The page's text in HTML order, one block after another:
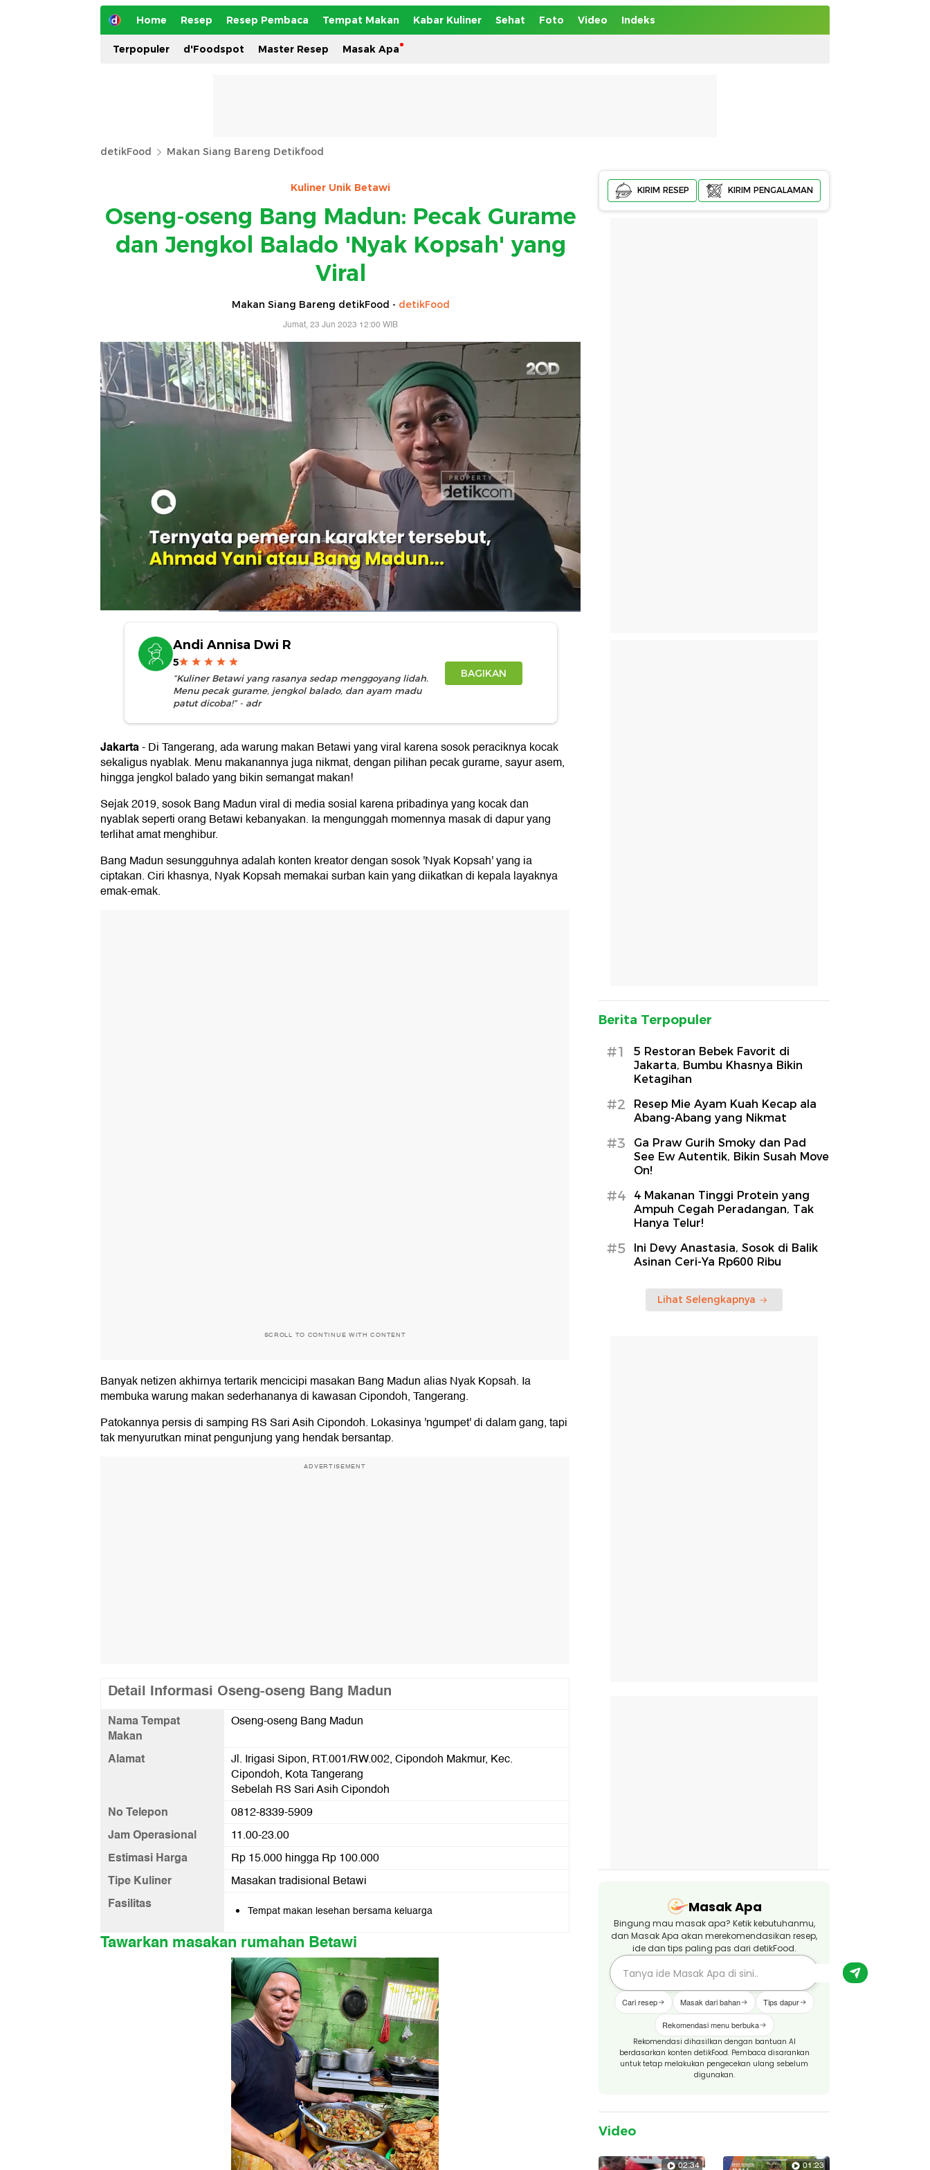
Home Resep Resep Pembaca Tempat Makan Kabar Kuliner Sehat Foto Video Indeks
Terpopuler d'Foodspot Master Resep Masak Apa
detikFood Makan Siang Bareng Detikfood
Kuliner Unik Betawi
Oseng-oseng Bang Madun: Pecak Gurame
dan Jengkol Balado 'Nyak Kopsah' yang
Viral
Makan Siang Bareng detikFood - detikFood
Jumat, 23 Jun 2023 12:00 WIB
Andi Annisa Dwi R
5
“Kuliner Betawi yang rasanya sedap menggoyang lidah.
Menu pecak gurame, jengkol balado, dan ayam madu
patut dicoba!” - adr
BAGIKAN
Jakarta-Di Tangerang, ada warung makan Betawi yang viral karena sosok peraciknya kocak
sekaligus nyablak. Menu makanannya juga nikmat, dengan pilihan pecak gurame, sayur asem,
hingga jengkol balado yang bikin semangat makan!
Sejak 2019, sosok Bang Madun viral di media sosial karena pribadinya yang kocak dan
nyablak seperti orang Betawi kebanyakan. Ia mengunggah momennya masak di dapur yang
terlihat amat menghibur.
Bang Madun sesungguhnya adalah konten kreator dengan sosok 'Nyak Kopsah' yang ia
ciptakan. Ciri khasnya, Nyak Kopsah memakai surban kain yang diikatkan di kepala layaknya
emak-emak.
SCROLL TO CONTINUE WITH CONTENT
Banyak netizen akhirnya tertarik mencicipi masakan Bang Madun alias Nyak Kopsah. Ia
membuka warung makan sederhananya di kawasan Cipondoh, Tangerang.
Patokannya persis di samping RS Sari Asih Cipondoh. Lokasinya 'ngumpet' di dalam gang, tapi
tak menyurutkan minat pengunjung yang hendak bersantap.
ADVERTISEMENT
Detail Informasi Oseng-oseng Bang Madun
Nama Tempat
Makan
Oseng-oseng Bang Madun
Alamat
Jl. Irigasi Sipon, RT.001/RW.002, Cipondoh Makmur, Kec.
Cipondoh, Kota Tangerang
Sebelah RS Sari Asih Cipondoh
No Telepon 0812-8339-5909
Jam Operasional 11.00-23.00
Estimasi Harga Rp 15.000 hingga Rp 100.000
Tipe Kuliner Masakan tradisional Betawi
Fasilitas Tempat makan lesehan bersama keluarga
Tawarkan masakan rumahan Betawi
KIRIM RESEP KIRIM PENGALAMAN
Berita Terpopuler
#1
5 Restoran Bebek Favorit di
Jakarta, Bumbu Khasnya Bikin
Ketagihan
#2
Resep Mie Ayam Kuah Kecap ala
Abang-Abang yang Nikmat
#3
Ga Praw Gurih Smoky dan Pad
See Ew Autentik, Bikin Susah Move
On!
#4
4 Makanan Tinggi Protein yang
Ampuh Cegah Peradangan, Tak
Hanya Telur!
#5
Ini Devy Anastasia, Sosok di Balik
Asinan Ceri-Ya Rp600 Ribu
Lihat Selengkapnya
Masak Apa
Bingung mau masak apa? Ketik kebutuhanmu,
dan Masak Apa akan merekomendasikan resep,
ide dan tips paling pas dari detikFood.
Cari resep Masak dari bahan Tips dapur
Rekomendasi menu berbuka
Rekomendasi dihasilkan dengan bantuan AI
berdasarkan konten detikFood. Pembaca disarankan
untuk tetap melakukan pengecekan ulang sebelum
digunakan.
Video
02:34 01:23